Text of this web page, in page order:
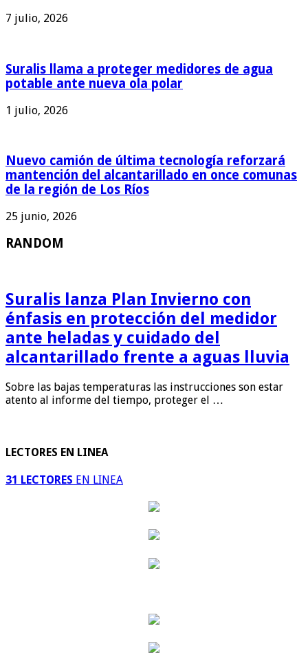
7 julio, 2026
Suralis llama a proteger medidores de agua
potable ante nueva ola polar
1 julio, 2026
Nuevo camión de última tecnología reforzará
mantención del alcantarillado en once comunas
de la región de Los Ríos
25 junio, 2026
RANDOM
Suralis lanza Plan Invierno con
énfasis en protección del medidor
ante heladas y cuidado del
alcantarillado frente a aguas lluvia
Sobre las bajas temperaturas las instrucciones son estar
atento al informe del tiempo, proteger el …
LECTORES EN LINEA
31 LECTORES EN LINEA